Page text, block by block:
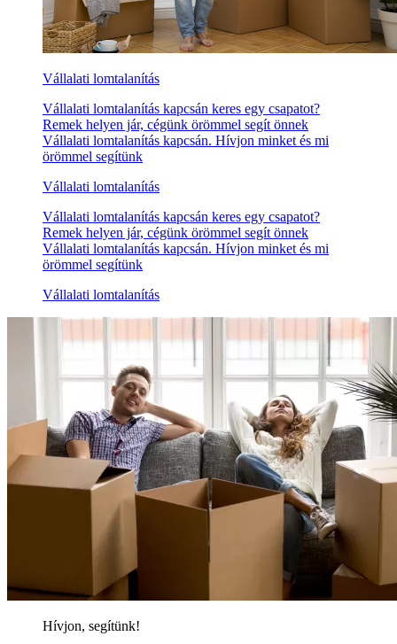
Vállalati lomtalanítás
Vállalati lomtalanítás kapcsán keres egy csapatot?
Remek helyen jár, cégünk örömmel segít önnek
Vállalati lomtalanítás kapcsán. Hívjon minket és mi
örömmel segítünk
Vállalati lomtalanítás
Vállalati lomtalanítás kapcsán keres egy csapatot?
Remek helyen jár, cégünk örömmel segít önnek
Vállalati lomtalanítás kapcsán. Hívjon minket és mi
örömmel segítünk
Vállalati lomtalanítás
Hívjon, segítünk!